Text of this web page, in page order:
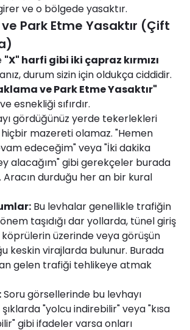
ve o bölgede yasaktır.
Park Etme Yasaktır (Çift
"X" harfi gibi iki çapraz kırmızı
durum sizin için oldukça ciddidir.
ve Park Etme Yasaktır"
esnekliği sıfırdır.
gördüğünüz yerde tekerlekleri
hiçbir mazereti olamaz. "Hemen
edeceğim" veya "İki dakika
alacağım" gibi gerekçeler burada
durduğu her an bir kural
Bu levhalar genellikle trafiğin
önem taşıdığı dar yollarda, tünel giriş
köprülerin üzerinde veya görüşün
keskin virajlarda bulunur. Burada
gelen trafiği tehlikeye atmak
Soru görsellerinde bu levhayı
"yolcu indirebilir" veya "kısa
gibi ifadeler varsa onları